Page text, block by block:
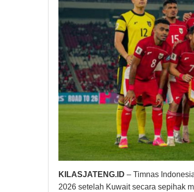
KILASJATENG.ID – Timnas
2026 setelah Kuwait secara sepihak